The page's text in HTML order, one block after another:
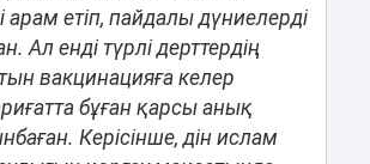
арам етіп, пайдалы дүниелерді
Ал енді түрлі дерттердің
вакцинацияға келер
бұған қарсы анық
Керісінше, дін ислам